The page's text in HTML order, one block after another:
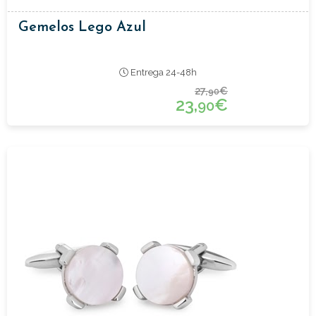
Gemelos Lego Azul
Entrega 24-48h
27,90€
23,90€